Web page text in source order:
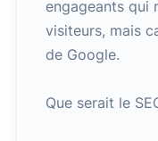
engageants qui
visiteurs, mais
de Google.
Que serait le